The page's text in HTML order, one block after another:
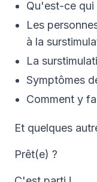
Qu'est-ce qui
Les
à la
La
Symptômes
Comment y
Et quelques
Prêt(e) ?